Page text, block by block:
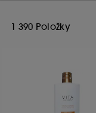
1 390 Položky